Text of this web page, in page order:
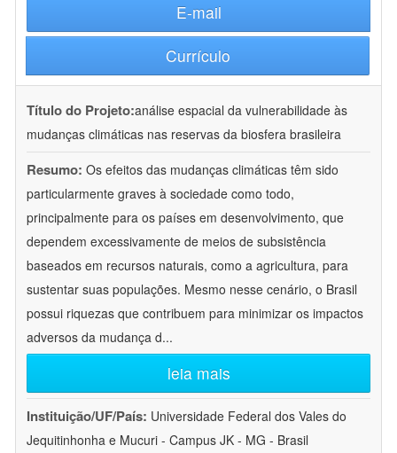
E-mail
Currículo
Título do Projeto:análise espacial da vulnerabilidade às
mudanças climáticas nas reservas da biosfera brasileira
Resumo: Os efeitos das mudanças climáticas têm sido
particularmente graves à sociedade como todo,
principalmente para os países em desenvolvimento, que
dependem excessivamente de meios de subsistência
baseados em recursos naturais, como a agricultura, para
sustentar suas populações. Mesmo nesse cenário, o Brasil
possui riquezas que contribuem para minimizar os impactos
adversos da mudança d...
leia mais
Instituição/UF/País: Universidade Federal dos Vales do
Jequitinhonha e Mucuri - Campus JK - MG - Brasil